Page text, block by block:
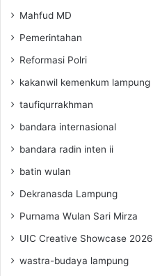
Mahfud MD
Pemerintahan
Reformasi Polri
kakanwil kemenkum lampung
taufiqurrakhman
bandara internasional
bandara radin inten ii
batin wulan
Dekranasda Lampung
Purnama Wulan Sari Mirza
UIC Creative Showcase 2026
wastra-budaya lampung